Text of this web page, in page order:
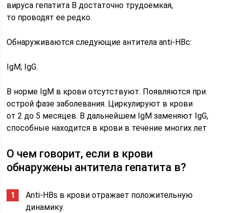
вируса гепатита В достаточно трудоемкая,
то проводят ее редко.
Обнаруживаются следующие антитела anti-HBc:
IgM; IgG.
В норме IgM в крови отсутствуют. Появляются при
острой фазе заболевания. Циркулируют в крови
от 2 до 5 месяцев. В дальнейшем IgM заменяют IgG,
способные находится в крови в течение многих лет
О чем говорит, если в крови
обнаружены антитела гепатита в?
Anti-HBs в крови отражает положительную
динамику.